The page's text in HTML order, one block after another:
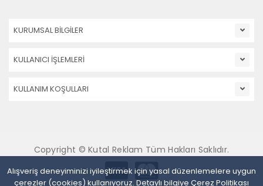
Alışveriş deneyiminizi iyileştirmek için yasal düzenlemelere uygun
çerezler (cookies) kullanıyoruz. Detaylı bilgiye Çerez Politikası
KURUMSAL BİLGİLER
KULLANICI İŞLEMLERİ
KULLANIM KOŞULLARI
Copyright © Kutal Reklam Tüm Hakları Saklıdır.